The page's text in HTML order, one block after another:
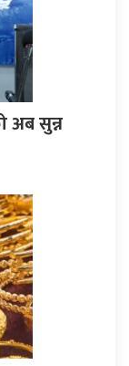
अब सुन्न